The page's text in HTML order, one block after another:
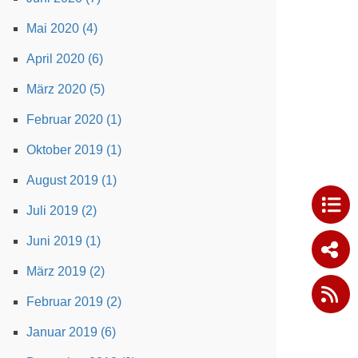
Mai 2020 (4)
April 2020 (6)
März 2020 (5)
Februar 2020 (1)
Oktober 2019 (1)
August 2019 (1)
Juli 2019 (2)
Juni 2019 (1)
März 2019 (2)
Februar 2019 (2)
Januar 2019 (6)